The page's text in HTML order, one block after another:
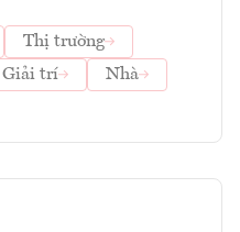
Thị trường
Giải trí
Nhà